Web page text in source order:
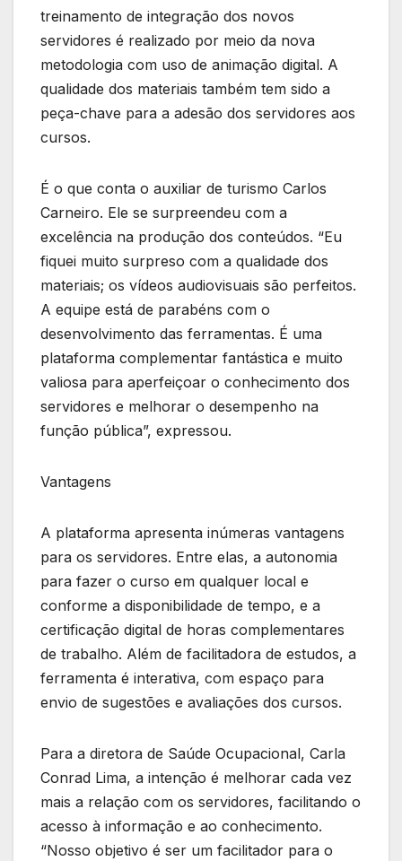
treinamento de integração dos novos
servidores é realizado por meio da nova
metodologia com uso de animação digital. A
qualidade dos materiais também tem sido a
peça-chave para a adesão dos servidores aos
cursos.
É o que conta o auxiliar de turismo Carlos
Carneiro. Ele se surpreendeu com a
excelência na produção dos conteúdos. “Eu
fiquei muito surpreso com a qualidade dos
materiais; os vídeos audiovisuais são perfeitos.
A equipe está de parabéns com o
desenvolvimento das ferramentas. É uma
plataforma complementar fantástica e muito
valiosa para aperfeiçoar o conhecimento dos
servidores e melhorar o desempenho na
função pública”, expressou.
Vantagens
A plataforma apresenta inúmeras vantagens
para os servidores. Entre elas, a autonomia
para fazer o curso em qualquer local e
conforme a disponibilidade de tempo, e a
certificação digital de horas complementares
de trabalho. Além de facilitadora de estudos, a
ferramenta é interativa, com espaço para
envio de sugestões e avaliações dos cursos.
Para a diretora de Saúde Ocupacional, Carla
Conrad Lima, a intenção é melhorar cada vez
mais a relação com os servidores, facilitando o
acesso à informação e ao conhecimento.
“Nosso objetivo é ser um facilitador para o